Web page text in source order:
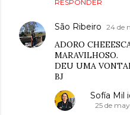
RESPONDER
São Ribeiro 24 de
ADORO
MARAVILHOSO.
DEU UMA
BJ
Sofía Mil
25 de